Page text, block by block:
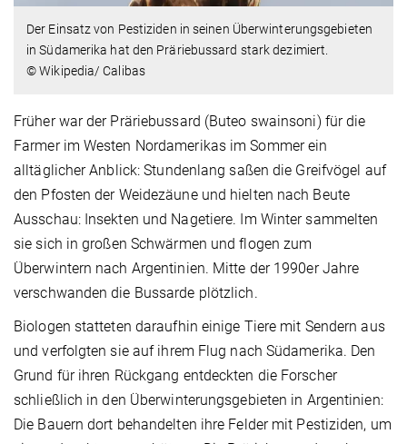
Der Einsatz von Pestiziden in seinen Überwinterungsgebieten
in Südamerika hat den Präriebussard stark dezimiert.
© Wikipedia/ Calibas
Früher war der Präriebussard (Buteo swainsoni) für die
Farmer im Westen Nordamerikas im Sommer ein
alltäglicher Anblick: Stundenlang saßen die Greifvögel auf
den Pfosten der Weidezäune und hielten nach Beute
Ausschau: Insekten und Nagetiere. Im Winter sammelten
sie sich in großen Schwärmen und flogen zum
Überwintern nach Argentinien. Mitte der 1990er Jahre
verschwanden die Bussarde plötzlich.
Biologen statteten daraufhin einige Tiere mit Sendern aus
und verfolgten sie auf ihrem Flug nach Südamerika. Den
Grund für ihren Rückgang entdeckten die Forscher
schließlich in den Überwinterungsgebieten in Argentinien:
Die Bauern dort behandelten ihre Felder mit Pestiziden, um